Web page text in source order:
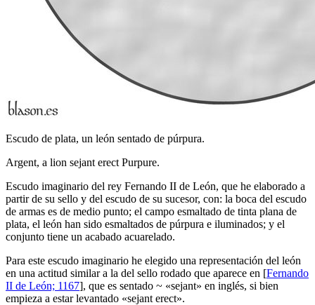
Escudo de plata, un león sentado de púrpura.
Argent, a lion sejant erect Purpure.
Escudo imaginario del rey Fernando II de León, que he elaborado a
partir de su sello y del escudo de su sucesor, con: la boca del escudo
de armas es de medio punto; el campo esmaltado de tinta plana de
plata, el león han sido esmaltados de púrpura e iluminados; y el
conjunto tiene un acabado acuarelado.
Para este escudo imaginario he elegido una representación del león
en una actitud similar a la del sello rodado que aparece en [Fernando
II de León; 1167], que es sentado ~ «sejant» en inglés, si bien
empieza a estar levantado «sejant erect».